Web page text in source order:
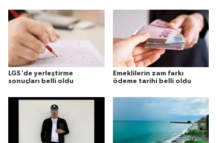
LGS'de yerleştirme
sonuçları belli oldu
Emeklilerin zam farkı
ödeme tarihi belli oldu